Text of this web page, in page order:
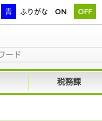
青 ふりがな ON OFF
税務課